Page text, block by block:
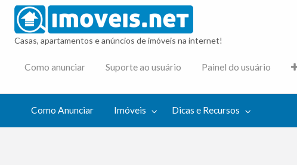
Casas, apartamentos e anúncios de imóveis na internet!
Como anunciar Suporte ao usuário Painel do usuário
Como Anunciar Imóveis Dicas e Recursos